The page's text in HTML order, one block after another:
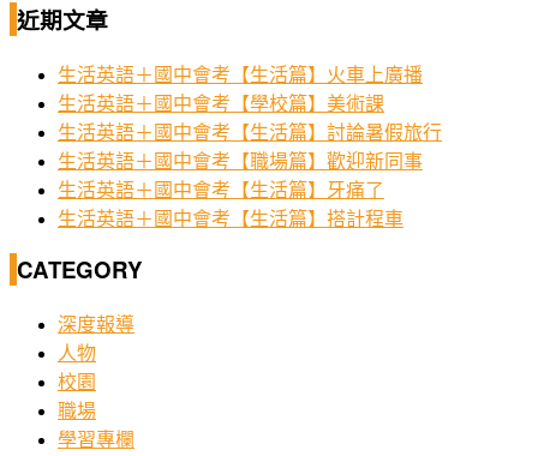
近期文章
生活英語＋國中會考【生活篇】火車上廣播
生活英語＋國中會考【學校篇】美術課
生活英語＋國中會考【生活篇】討論暑假旅行
生活英語＋國中會考【職場篇】歡迎新同事
生活英語＋國中會考【生活篇】牙痛了
生活英語＋國中會考【生活篇】搭計程車
CATEGORY
深度報導
人物
校園
職場
學習專欄